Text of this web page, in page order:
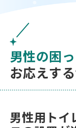
男性の困っ
お応えす
男性用トイ